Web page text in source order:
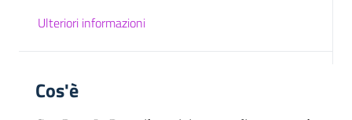
Ulteriori informazioni
Cos'è